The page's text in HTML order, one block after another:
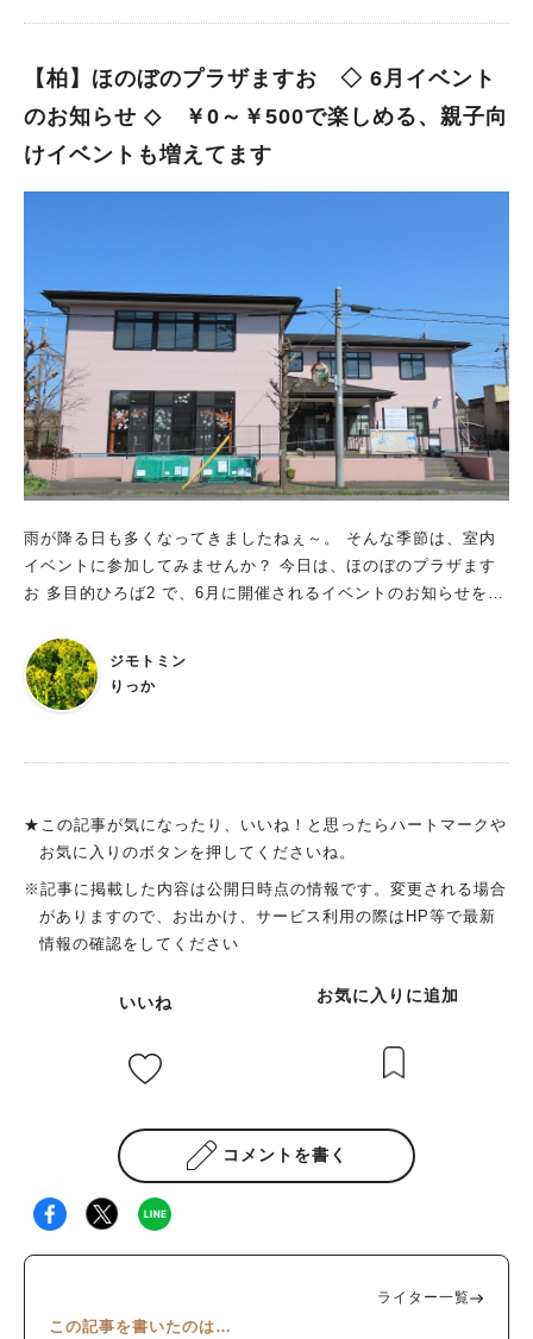
【柏】ほのぼのプラザますお ◇ 6月イベント
のお知らせ ◇ ￥0～￥500で楽しめる、親子向
けイベントも増えてます
雨が降る日も多くなってきましたねぇ～。 そんな季節は、室内
イベントに参加してみませんか？ 今日は、ほのぼのプラザます
お 多目的ひろば2 で、6月に開催されるイベントのお知らせをさ
ベントは7月のイベントと合わせて紹介させていただきます。 イ
ベントは、社会の関心が高い SDGs（エスディージーズ）の目
標の1つである”健康や福祉”の分野、”学び”をテーマにした分
のお申し込みまで！（一番下に書いています） ※各講座とも、
表記しています）
ジモトミン
りっか
★この記事が気になったり、いいね！と思ったらハートマークや
お気に入りのボタンを押してくださいね。
※記事に掲載した内容は公開日時点の情報です。変更される場合
がありますので、お出かけ、サービス利用の際はHP等で最新
情報の確認をしてください
いいね お気に入りに追加
コメントを書く
ライター一覧
この記事を書いたのは…